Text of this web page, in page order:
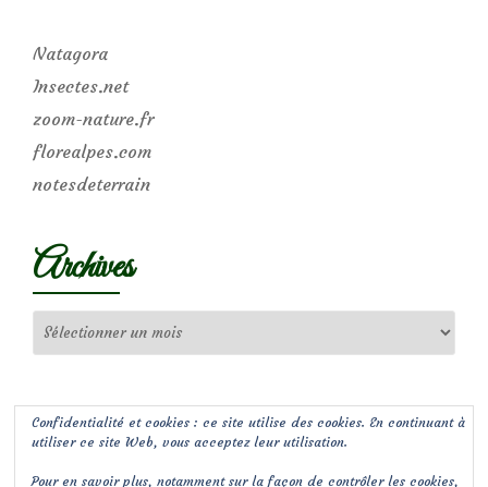
Natagora
Insectes.net
zoom-nature.fr
florealpes.com
notesdeterrain
Archives
Confidentialité et cookies : ce site utilise des cookies. En continuant à
utiliser ce site Web, vous acceptez leur utilisation.
Pour en savoir plus, notamment sur la façon de contrôler les cookies,